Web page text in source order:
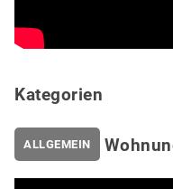
Kategorien
ALLGEMEIN